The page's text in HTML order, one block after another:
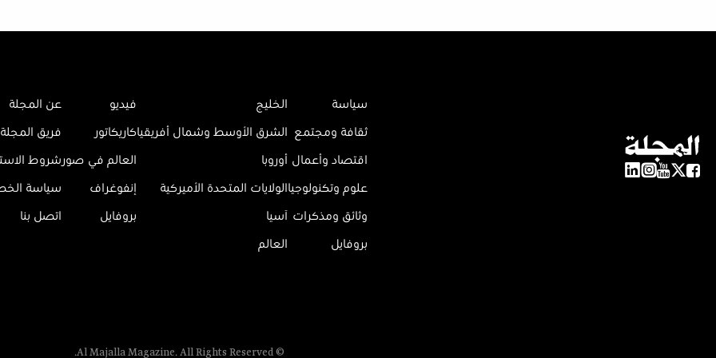
سياسة
ثقافة ومجتمع
اقتصاد وأعمال
علوم وتكنولوجيا
وثائق ومذكرات
بروفايل
الخليج
الشرق الأوسط وشمال أفريقيا
أوروبا
الولايات المتحدة الأميركية
آسيا
العالم
فيديو
كاريكاتور
العالم في صور
إنفوغراف
بروفايل
عن المجلة
فريق المجلة
شروط
سياسة
اتصل بنا
© Al Majalla Magazine. All Rights Reserved.